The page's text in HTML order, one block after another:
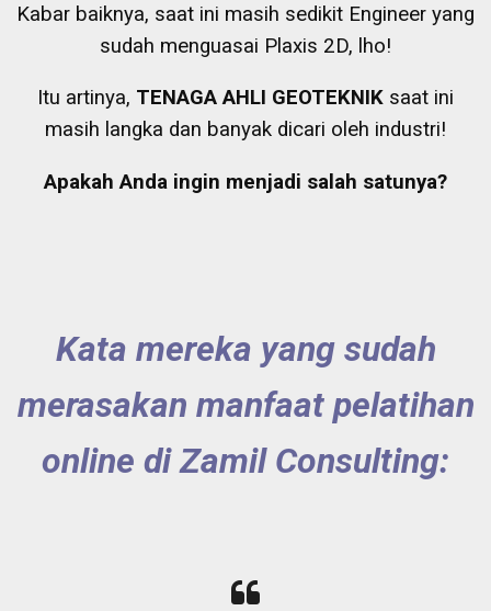
Kabar baiknya, saat ini masih sedikit Engineer yang
sudah menguasai Plaxis 2D, lho!
Itu artinya, TENAGA AHLI GEOTEKNIK saat ini
masih langka dan banyak dicari oleh industri!
Apakah Anda ingin menjadi salah satunya?
Kata mereka yang sudah
merasakan manfaat pelatihan
online di Zamil Consulting: